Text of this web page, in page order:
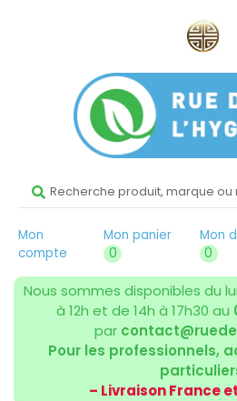
Mon
compte
Mon panier
0
Mon
0
Nous sommes disponibles du
à 12h et de 14h à 17h30 au
par
Pour les professionnels,
– Livraison France